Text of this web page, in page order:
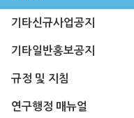
기타신규사업공지
기타일반홍보공지
규정 및 지침
연구행정 매뉴얼